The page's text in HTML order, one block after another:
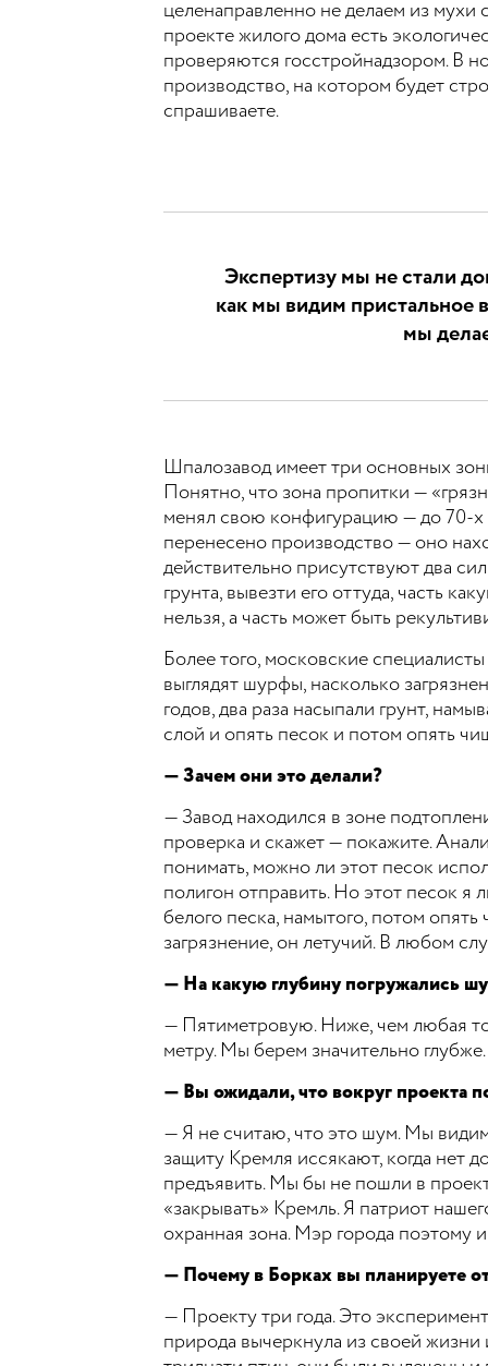
целенаправленно не делаем из мухи
проекте жилого дома есть
проверяются госстройнадзором. В
производство, на котором будет
спрашиваете.
Экспертизу мы не стали
как мы видим пристальное
мы
Шпалозавод имеет три основных
Понятно, что зона пропитки —
менял свою конфигурацию — до 70-х
перенесено производство — оно
действительно присутствуют два
грунта, вывезти его оттуда, часть
нельзя, а часть может быть
Более того, московские
выглядят шурфы, насколько
годов, два раза насыпали грунт,
слой и опять песок и потом опять
— Зачем они это делали?
— Завод находился в зоне
проверка и скажет — покажите.
понимать, можно ли этот песок
полигон отправить. Но этот песок я
белого песка, намытого, потом
загрязнение, он летучий. В любом
— На какую глубину погружались
— Пятиметровую. Ниже, чем любая
метру. Мы берем значительно глубже.
— Вы ожидали, что вокруг проекта
— Я не считаю, что это шум. Мы
защиту Кремля иссякают, когда нет
предъявить. Мы бы не пошли в
«закрывать» Кремль. Я патриот
охранная зона. Мэр города поэтому
— Почему в Борках вы планируете
— Проекту три года. Это
природа вычеркнула из своей жизни